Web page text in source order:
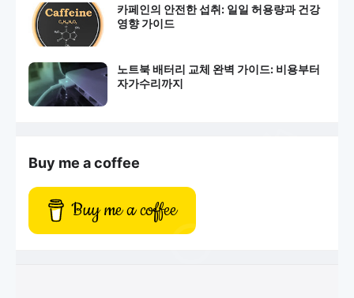
카페인의 안전한 섭취: 일일 허용량과 건강
영향 가이드
노트북 배터리 교체 완벽 가이드: 비용부터
자가수리까지
Buy me a coffee
Buy me a coffee